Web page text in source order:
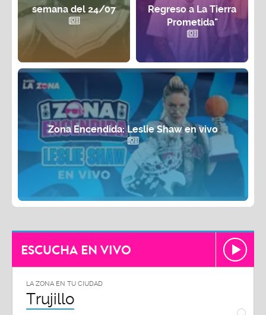
semana del 24/07
Regreso a La Tierra
Prometida"
Zona Encendida: Leslie Shaw en vivo
ESCUCHA EN VIVO
LA ZONA EN TU CIUDAD
Trujillo